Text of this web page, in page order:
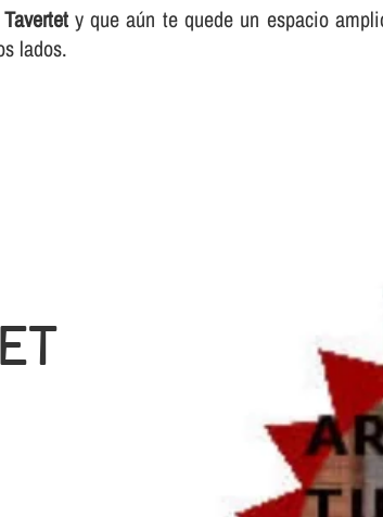
y que aún te quede un espacio
lados.